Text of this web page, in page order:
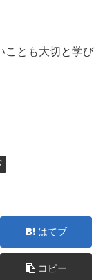
ことも大切と学び
はてブ
コピー